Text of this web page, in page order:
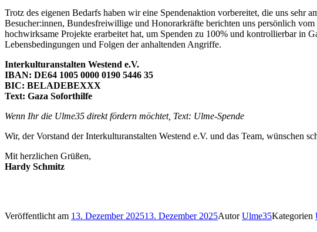
Trotz des eigenen Bedarfs haben wir eine Spendenaktion vorbereitet, die uns sehr
Besucher:innen, Bundesfreiwillige und Honorarkräfte berichten uns persönlich
hochwirksame Projekte erarbeitet hat, um Spenden zu 100% und kontrollierbar in
Lebensbedingungen und Folgen der anhaltenden Angriffe.
Interkulturanstalten Westend e.V.
IBAN: DE64 1005 0000 0190 5446 35
BIC: BELADEBEXXX
Text: Gaza Soforthilfe
Wenn Ihr die Ulme35 direkt fördern möchtet, Text: Ulme-Spende
Wir, der Vorstand der Interkulturanstalten Westend e.V. und das Team, wünschen
Mit herzlichen Grüßen,
Hardy Schmitz
Veröffentlicht am 13. Dezember 202513. Dezember 2025AutorUlme35Kategorien